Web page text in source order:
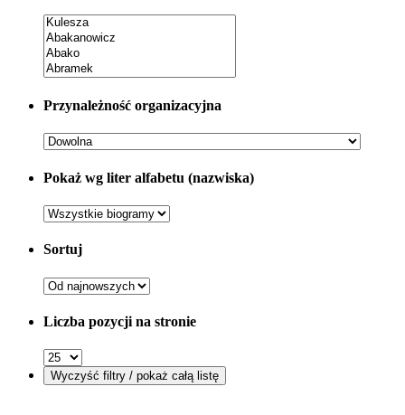
Przynależność organizacyjna
Pokaż wg liter alfabetu (nazwiska)
Sortuj
Liczba pozycji na stronie